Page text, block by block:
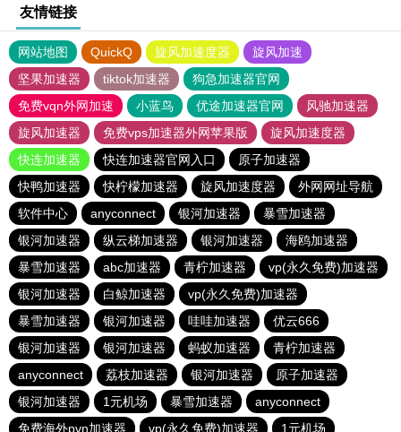
友情链接
网站地图 QuickQ 旋风加速度器
旋风加速
坚果加速器
tiktok加速器
狗急加速器官网
免费vqn外网加速
小蓝鸟 优途加速器官网
风驰加速器
旋风加速器
免费vps加速器外网苹果版
旋风加速度器
快连加速器
快连加速器官网入口
原子加速器
快鸭加速器
快柠檬加速器 旋风加速度器
外网网址导航
软件中心
anyconnect 银河加速器
暴雪加速器
银河加速器
纵云梯加速器 银河加速器
海鸥加速器
暴雪加速器
abc加速器 青柠加速器
vp(永久免费)加速器
银河加速器
白鲸加速器
vp(永久免费)加速器
暴雪加速器
银河加速器 哇哇加速器
优云666
银河加速器
银河加速器 蚂蚁加速器
青柠加速器
anyconnect
荔枝加速器 银河加速器
原子加速器
银河加速器
1元机场 暴雪加速器
anyconnect
免费海外pvn加速器
vp(永久免费)加速器 1元机场